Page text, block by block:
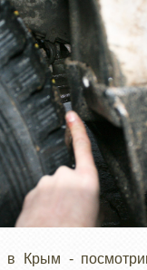
в Крым -